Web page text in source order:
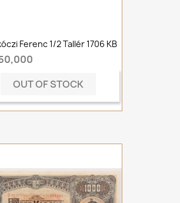
Ferenc 1/2 Tallér 1706 KB
OUT OF STOCK